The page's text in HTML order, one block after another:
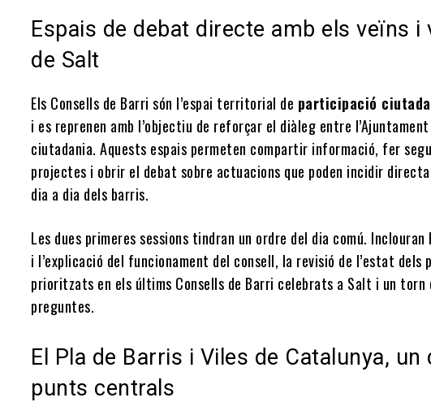
Espais de debat directe amb els veïns i
de Salt
Els Consells de Barri són l’espai territorial de participació
i es reprenen amb l’objectiu de reforçar el diàleg entre
ciutadania. Aquests espais permeten compartir informació, fer
projectes i obrir el debat sobre actuacions que poden incidir
dia a dia dels barris.
Les dues primeres sessions tindran un ordre del dia comú. Inclouran
i l’explicació del funcionament del consell, la revisió de l’estat dels
prioritzats en els últims Consells de Barri celebrats a Salt i un torn
preguntes.
El Pla de Barris i Viles de Catalunya, un
punts centrals